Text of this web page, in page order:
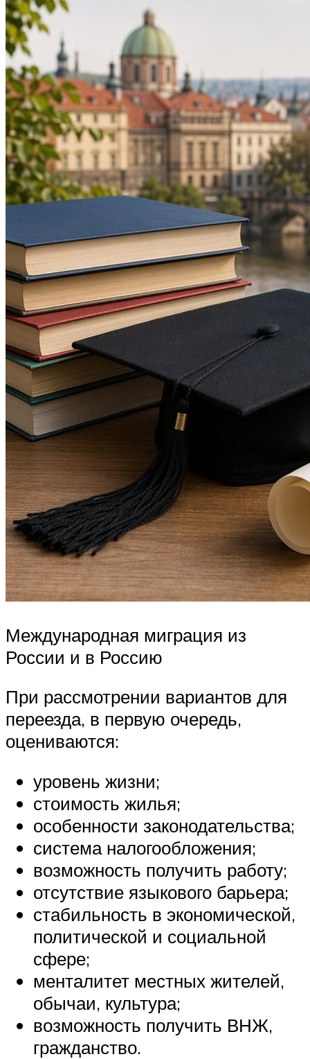
Международная миграция из
России и в Россию
При рассмотрении вариантов для
переезда, в первую очередь,
оцениваются:
уровень жизни;
стоимость жилья;
особенности законодательства;
система налогообложения;
возможность получить работу;
отсутствие языкового барьера;
стабильность в экономической,
политической и социальной
сфере;
менталитет местных жителей,
обычаи, культура;
возможность получить ВНЖ,
гражданство.